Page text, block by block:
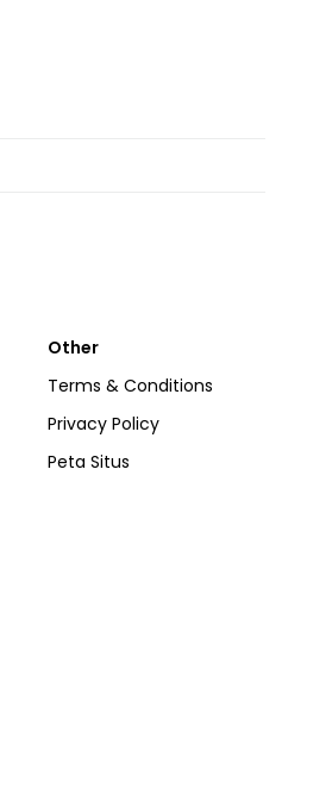
Other
Terms & Conditions
Privacy Policy
Peta Situs